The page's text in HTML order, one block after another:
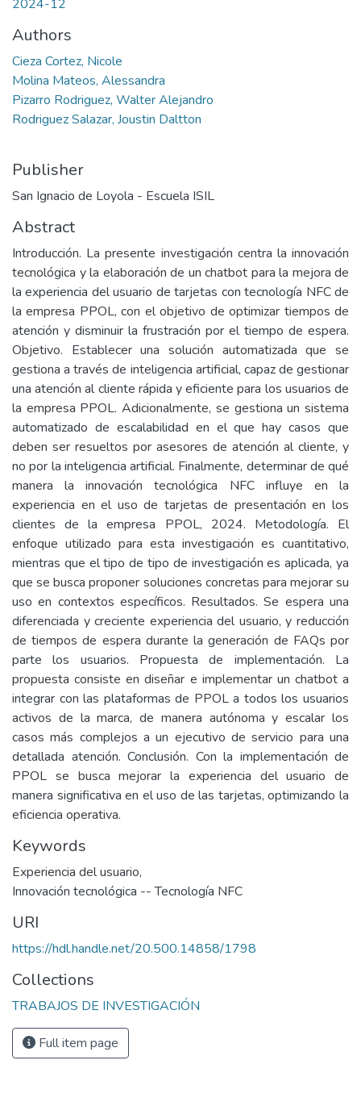
2024-12
Authors
Cieza Cortez, Nicole
Molina Mateos, Alessandra
Pizarro Rodriguez, Walter Alejandro
Rodriguez Salazar, Joustin Daltton
Publisher
San Ignacio de Loyola - Escuela ISIL
Abstract
Introducción. La presente investigación centra la innovación
tecnológica y la elaboración de un chatbot para la mejora de
la experiencia del usuario de tarjetas con tecnología NFC de
la empresa PPOL, con el objetivo de optimizar tiempos de
atención y disminuir la frustración por el tiempo de espera.
Objetivo. Establecer una solución automatizada que se
gestiona a través de inteligencia artificial, capaz de gestionar
una atención al cliente rápida y eficiente para los usuarios de
la empresa PPOL. Adicionalmente, se gestiona un sistema
automatizado de escalabilidad en el que hay casos que
deben ser resueltos por asesores de atención al cliente, y
no por la inteligencia artificial. Finalmente, determinar de qué
manera la innovación tecnológica NFC influye en la
experiencia en el uso de tarjetas de presentación en los
clientes de la empresa PPOL, 2024. Metodología. El
enfoque utilizado para esta investigación es cuantitativo,
mientras que el tipo de tipo de investigación es aplicada, ya
que se busca proponer soluciones concretas para mejorar su
uso en contextos específicos. Resultados. Se espera una
diferenciada y creciente experiencia del usuario, y reducción
de tiempos de espera durante la generación de FAQs por
parte los usuarios. Propuesta de implementación. La
propuesta consiste en diseñar e implementar un chatbot a
integrar con las plataformas de PPOL a todos los usuarios
activos de la marca, de manera autónoma y escalar los
casos más complejos a un ejecutivo de servicio para una
detallada atención. Conclusión. Con la implementación de
PPOL se busca mejorar la experiencia del usuario de
manera significativa en el uso de las tarjetas, optimizando la
eficiencia operativa.
Keywords
Experiencia del usuario,
Innovación tecnológica -- Tecnología NFC
URI
https://hdl.handle.net/20.500.14858/1798
Collections
TRABAJOS DE INVESTIGACIÓN
Full item page